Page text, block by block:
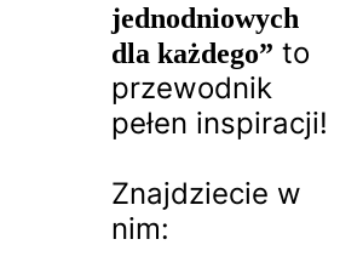
jednodniowych
dla każdego” to
przewodnik
pełen inspiracji!
Znajdziecie w
nim: